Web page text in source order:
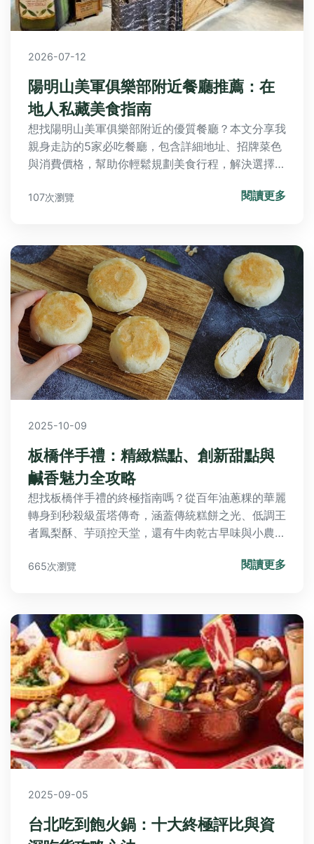
2026-07-12
陽明山美軍俱樂部附近餐廳推薦：在
地人私藏美食指南
想找陽明山美軍俱樂部附近的優質餐廳？本文分享我
親身走訪的5家必吃餐廳，包含詳細地址、招牌菜色
與消費價格，幫助你輕鬆規劃美食行程，解決選擇困
107次瀏覽 閱讀更多
2025-10-09
板橋伴手禮：精緻糕點、創新甜點與
鹹香魅力全攻略
想找板橋伴手禮的終極指南嗎？從百年油蔥粿的華麗
轉身到秒殺級蛋塔傳奇，涵蓋傳統糕餅之光、低調王
者鳳梨酥、芋頭控天堂，還有牛肉乾古早味與小農鮮
旅人評價與挑選心法，讓您輕鬆買到在地人推薦的美
665次瀏覽 閱讀更多
2025-09-05
台北吃到飽火鍋：十大終極評比與資